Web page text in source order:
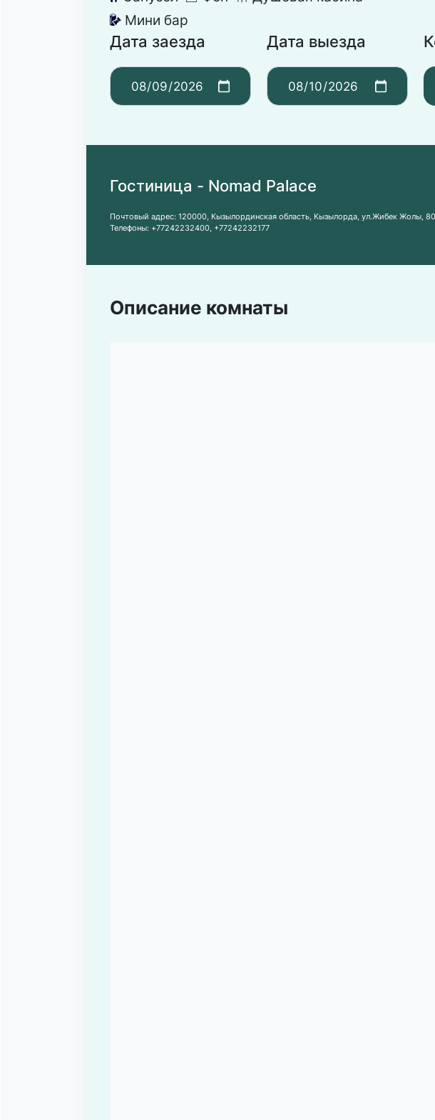
넕 Мини бар
Дата заезда Дата выезда
Гостиница - Nomad Palace
Почтовый адрес: 120000, Кызылординская область, Кызылорда, ул.Жибек Жолы, 80
Телефоны: +77242232400 +77242232177
Описание комнаты